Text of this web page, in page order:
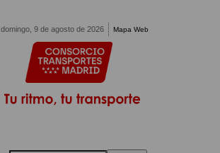
domingo, 9 de agosto de 2026 Mapa Web